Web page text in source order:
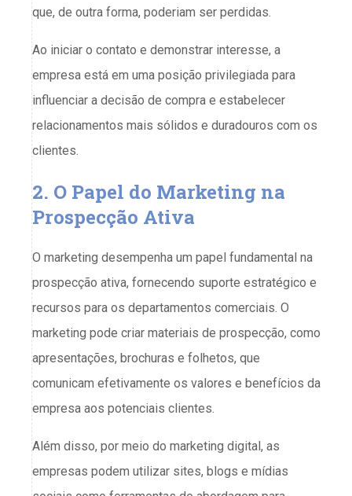
que, de outra forma, poderiam ser perdidas.
Ao iniciar o contato e demonstrar interesse, a
empresa está em uma posição privilegiada para
influenciar a decisão de compra e estabelecer
relacionamentos mais sólidos e duradouros com os
clientes.
2. O Papel do Marketing na
Prospecção Ativa
O marketing desempenha um papel fundamental na
prospecção ativa, fornecendo suporte estratégico e
recursos para os departamentos comerciais. O
marketing pode criar materiais de prospecção, como
apresentações, brochuras e folhetos, que
comunicam efetivamente os valores e benefícios da
empresa aos potenciais clientes.
Além disso, por meio do marketing digital, as
empresas podem utilizar sites, blogs e mídias